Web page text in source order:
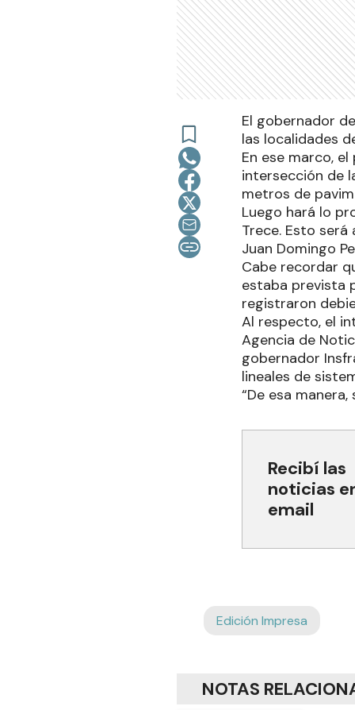
El gobernador
las localidades
En ese marco,
intersección de
metros de
Luego hará lo
Trece. Esto será
Juan Domingo
Cabe recordar
estaba prevista
registraron
Al respecto, el
Agencia de
gobernador
lineales de
“De esa
Recibí las
noticias
email
Edición Impresa
NOTAS